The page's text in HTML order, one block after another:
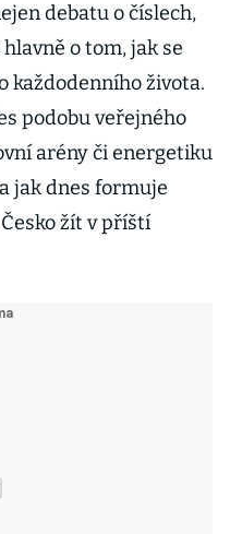
debatu o číslech,
o tom, jak se
každodenního života.
podobu veřejného
arény či energetiku
jak dnes formuje
žít v příští